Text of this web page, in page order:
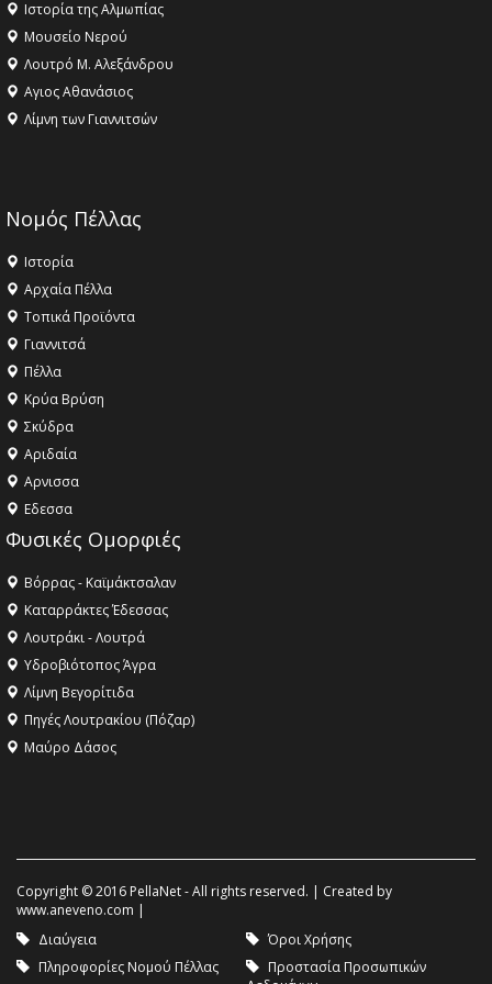
Ιστορία της Αλμωπίας
Μουσείο Νερού
Λουτρό Μ. Αλεξάνδρου
Αγιος Αθανάσιος
Λίμνη των Γιαννιτσών
Νομός Πέλλας
Ιστορία
Αρχαία Πέλλα
Τοπικά Προϊόντα
Γιαννιτσά
Πέλλα
Κρύα Βρύση
Σκύδρα
Αριδαία
Aρνισσα
Eδεσσα
Φυσικές Ομορφιές
Βόρρας - Καϊμάκτσαλαν
Καταρράκτες Έδεσσας
Λουτράκι - Λουτρά
Υδροβιότοπος Άγρα
Λίμνη Βεγορίτιδα
Πηγές Λουτρακίου (Πόζαρ)
Μαύρο Δάσος
Copyright © 2016 PellaNet - All rights reserved. | Created by
www.aneveno.com |
Διαύγεια
Όροι Χρήσης
Πληροφορίες Νομού Πέλλας
Προστασία Προσωπικών